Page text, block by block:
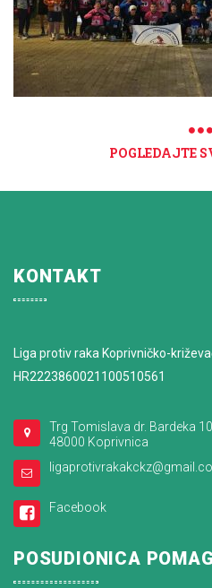
POGLEDAJTE
KONTAKT
Liga protiv raka Koprivničko-
HR2223860021100510561
Trg Tomislava dr. Bardeka
48000 Koprivnica
Facebook
POSUDIONICA